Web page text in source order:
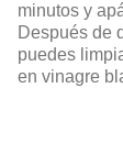
minutos y
Después de
puedes
en vinagre